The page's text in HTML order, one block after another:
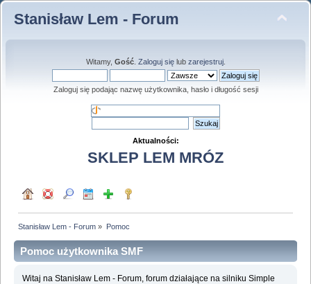
Stanisław Lem - Forum
Witamy, Gość. Zaloguj sięlub zarejestruj.
Zaloguj się podając nazwę użytkownika, hasło i długość sesji
Aktualności:
SKLEP LEM MRÓZ
Stanisław Lem - Forum » Pomoc
Pomoc użytkownika SMF
Witaj na Stanisław Lem - Forum, forum działające na silniku Simple